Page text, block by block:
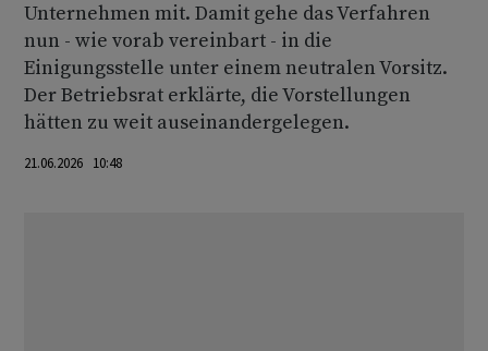
Unternehmen mit. Damit gehe das Verfahren
nun - wie vorab vereinbart - in die
Einigungsstelle unter einem neutralen Vorsitz.
Der Betriebsrat erklärte, die Vorstellungen
hätten zu weit auseinandergelegen.
21.06.2026 10:48